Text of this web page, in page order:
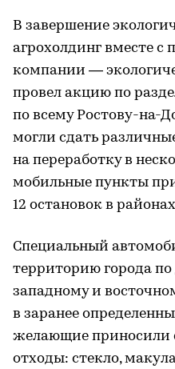
В завершение
агрохолдинг вместе с
компании —
провел акцию по
по всему Ростову-на-
могли сдать
на переработку в
мобильные пункты
12 остановок в
Специальный
территорию города
западному и
в заранее
желающие приносили
отходы: стекло,